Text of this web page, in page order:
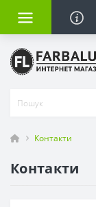
Контакти
Контакти